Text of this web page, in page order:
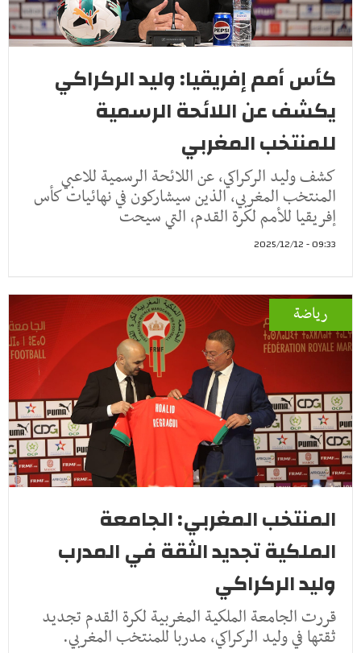
كأس أمم إفريقيا: وليد الركراكي
يكشف عن اللائحة الرسمية
للمنتخب المغربي
كشف وليد الركراكي، عن اللائحة الرسمية للاعبي
المنتخب المغربي، الذين سيشاركون في نهائيات كأس
إفريقيا للأمم لكرة القدم، التي سيحت
09:33 - 2025/12/12
رياضة
المنتخب المغربي: الجامعة
الملكية تجديد الثقة في المدرب
وليد الركراكي
قررت الجامعة الملكية المغربية لكرة القدم تجديد
ثقتها في وليد الركراكي، مدربا للمنتخب المغربي.